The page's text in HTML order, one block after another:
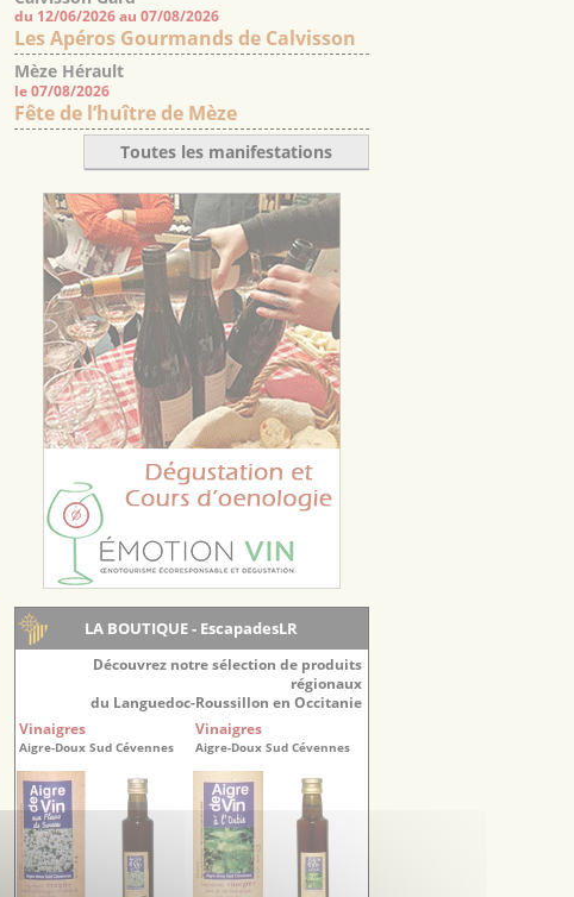
du 12/06/2026 au 07/08/2026
Les Apéros Gourmands de Calvisson
Mèze Hérault
le 07/08/2026
Fête de l’huître de Mèze
Toutes les manifestations
LA BOUTIQUE - EscapadesLR
Découvrez notre sélection de produits
régionaux
du Languedoc-Roussillon en Occitanie
Vinaigres
Aigre-Doux Sud Cévennes
Vinaigres
Aigre-Doux Sud Cévennes